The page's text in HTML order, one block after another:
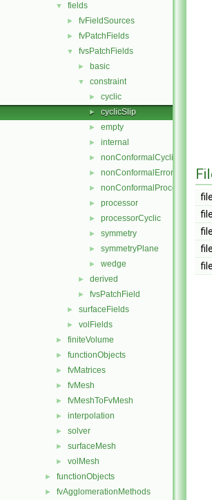
▼ fields
► fvFieldSources
► fvPatchFields
▼ fvsPatchFields
► basic
▼ constraint
► cyclic
► cyclicSlip
► empty
► internal
► nonConformalCyclic
► nonConformalError
►
► processor
► processorCyclic
► symmetry
► symmetryPlane
► wedge
► derived
► fvsPatchField
► surfaceFields
► volFields
► finiteVolume
► functionObjects
► fvMatrices
► fvMesh
► fvMeshToFvMesh
► interpolation
► solver
► surfaceMesh
► volMesh
► functionObjects
► fvAgglomerationMethods
file
file
file
file
file